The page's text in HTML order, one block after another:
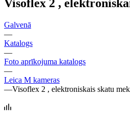
Visoflex 2 ,
Galvenā
—
Katalogs
—
Foto aprīkojuma katalogs
—
Leica M kameras
—Visoflex 2 , elektroniskais skatu